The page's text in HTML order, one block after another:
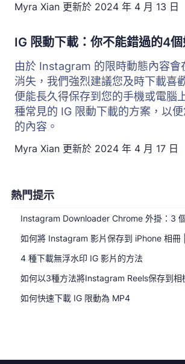
熱門提示
Instagram Downloader Chrome 外掛：3
如何將 Instagram 影片保存到 iPhone 相冊
4 種下載無浮水印 IG 影片的方法
如何以3種方法將Instagram Reels保存到相
如何快速下載 IG 限動為 MP4
Myra Xian 更新於 2024 年 4 月 13 日
IG 限動下載：你不能錯過的4
由於 Instagram 的限時動態內容會
消失，我們強烈建議您及時下載喜
便能長久得保存到您的手機或電腦
種常見的 IG 限動下載的方案，以
的內容。
Myra Xian 更新於 2024 年 4 月 17 日